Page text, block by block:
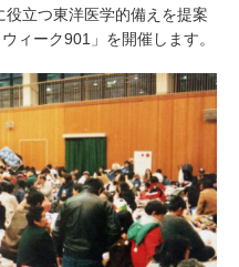
立つ東洋医学的備えを提案
ィーク901」を開催します。